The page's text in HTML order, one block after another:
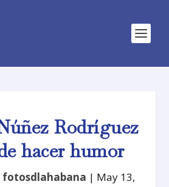
Rodríguez
hacer humor
fotosdlahabana | May 13,